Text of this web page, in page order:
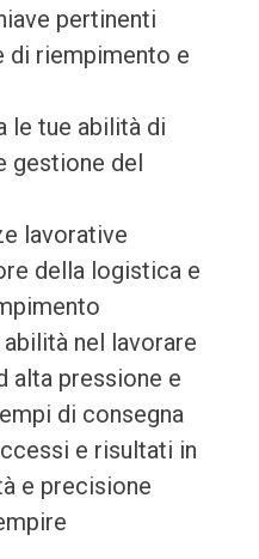
pertinenti
di riempimento e
le tue abilità di
gestione del
lavorative
della logistica e
nel lavorare
alta pressione e
di consegna
e risultati in
e precisione